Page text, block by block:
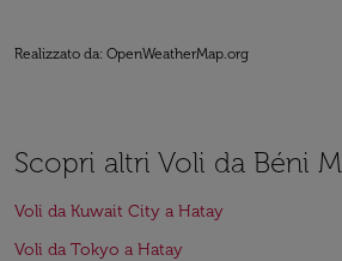
Realizzato da: OpenWeatherMap.org
Scopri altri Voli da Béni
Voli da Kuwait City a Hatay
Voli da Tokyo a Hatay